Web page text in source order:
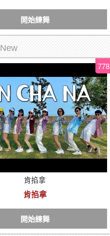
開始練舞
肯掐拿
肯掐拿
開始練舞
778